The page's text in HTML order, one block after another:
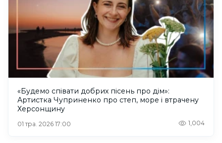
«Будемо співати добрих пісень про дім»:
Артистка Чуприненко про степ, море і втрачену
Херсонщину
01 тра. 2026 17:00 1,004